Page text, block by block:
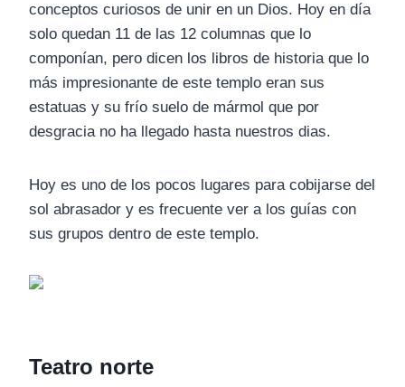
conceptos curiosos de unir en un Dios. Hoy en día
solo quedan 11 de las 12 columnas que lo
componían, pero dicen los libros de historia que lo
más impresionante de este templo eran sus
estatuas y su frío suelo de mármol que por
desgracia no ha llegado hasta nuestros dias.
Hoy es uno de los pocos lugares para cobijarse del
sol abrasador y es frecuente ver a los guías con
sus grupos dentro de este templo.
Teatro norte